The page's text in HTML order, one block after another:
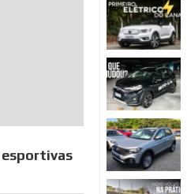
esportivas